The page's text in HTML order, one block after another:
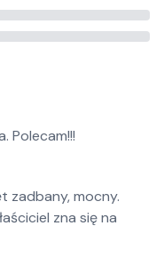
Polecam!!!
zadbany, mocny.
zna się na